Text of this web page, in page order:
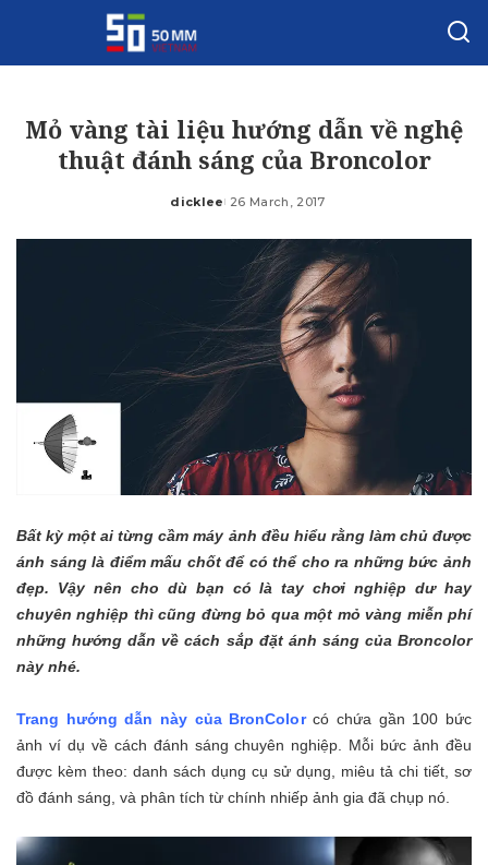
Mỏ vàng tài liệu hướng dẫn về nghệ
thuật đánh sáng của Broncolor
Posted
dicklee 26 March, 2017
Bất kỳ một ai từng cầm máy ảnh đều hiểu rằng làm chủ được
ánh sáng là điểm mấu chốt để có thể cho ra những bức ảnh
đẹp. Vậy nên cho dù bạn có là tay chơi nghiệp dư hay
chuyên nghiệp thì cũng đừng bỏ qua một mỏ vàng miễn phí
những hướng dẫn về cách sắp đặt ánh sáng của Broncolor
này nhé.
Trang hướng dẫn này của BronColorcó chứa gần 100 bức
ảnh ví dụ về cách đánh sáng chuyên nghiệp. Mỗi bức ảnh đều
được kèm theo: danh sách dụng cụ sử dụng, miêu tả chi tiết, sơ
đồ đánh sáng, và phân tích từ chính nhiếp ảnh gia đã chụp nó.